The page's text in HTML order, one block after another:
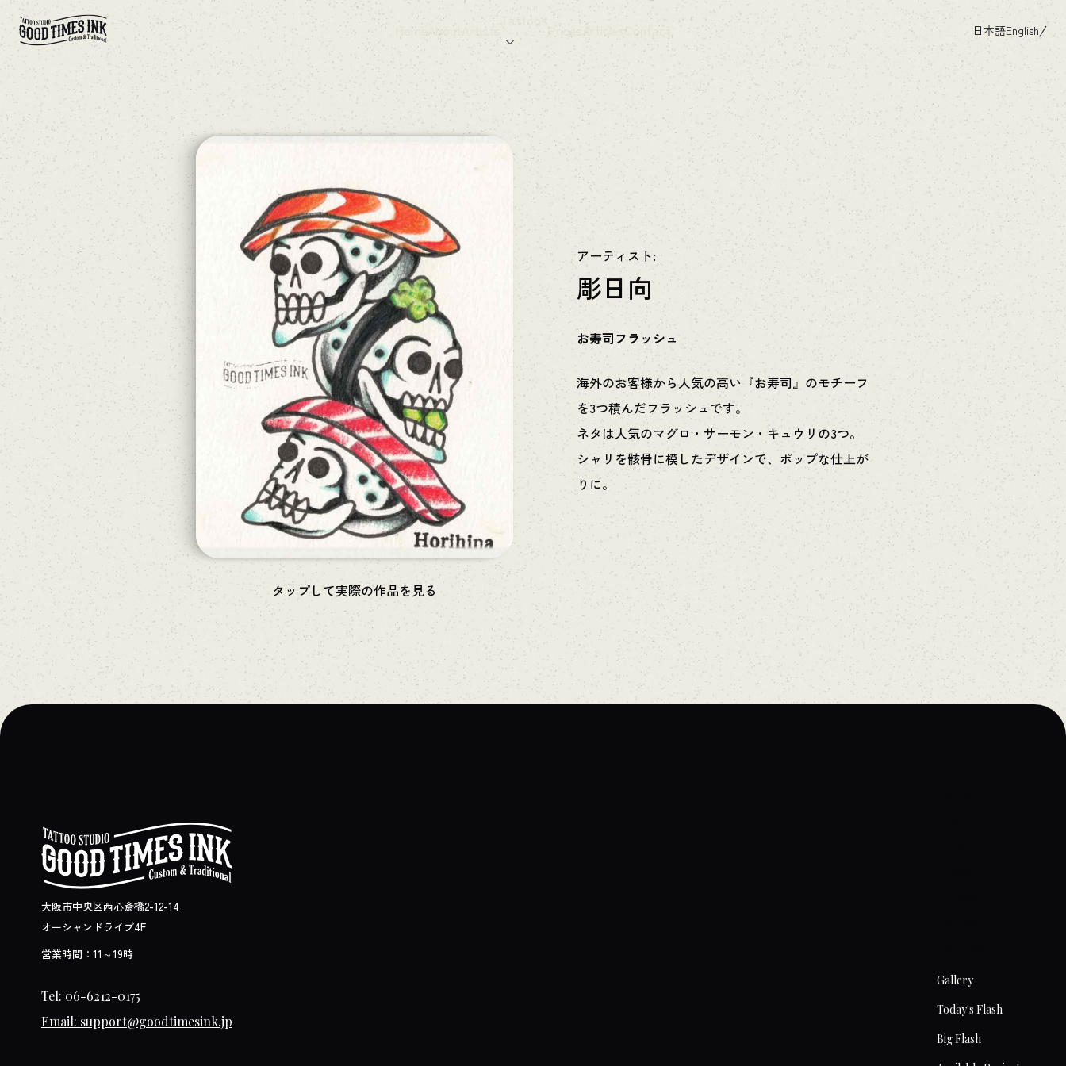
日本語English
Home About Artists
Tattoos
Prices Contact
タップして実際の作品を見る
アーティスト:
彫日向
お寿司フラッシュ
海外のお客様から人気の高い『お寿司』のモチーフ
を3つ積んだフラッシュです。
ネタは人気のマグロ・サーモン・キュウリの3つ。
シャリを骸骨に模したデザインで、ポップな仕上が
りに。
大阪市中央区西心斎橋2-12-14
オーシャンドライブ4F
営業時間：11～19時
Tel: 06-6212-0175
Email: support@goodtimesink.jp
Gallery
Today's Flash
Big Flash